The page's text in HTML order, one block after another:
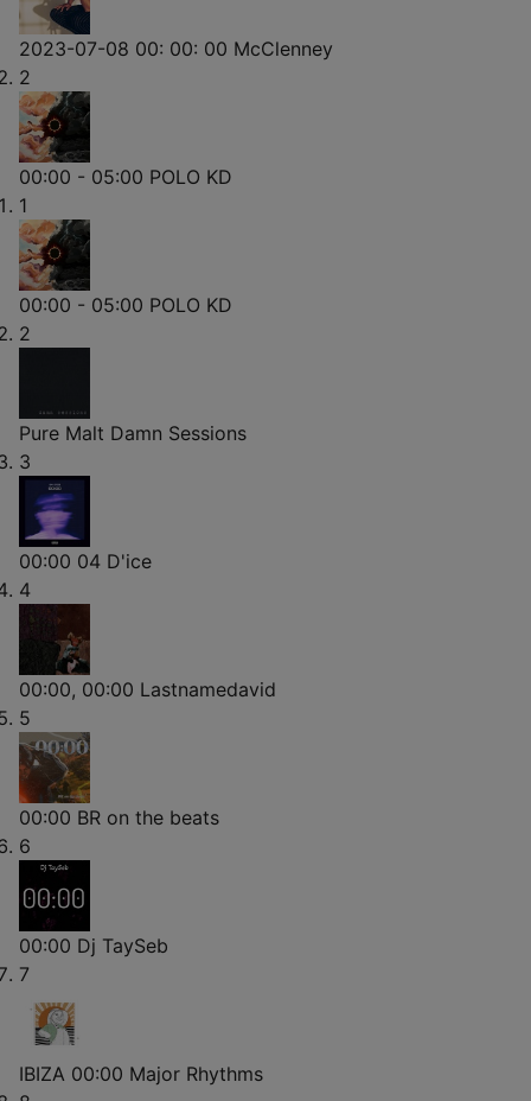
2023-07-08 00: 00: 00 McClenney
2
00:00 - 05:00 POLO KD
1
00:00 - 05:00 POLO KD
2
Pure Malt Damn Sessions
3
00:00 04 D'ice
4
00:00, 00:00 Lastnamedavid
5
00:00 BR on the beats
6
00:00 Dj TaySeb
7
IBIZA 00:00 Major Rhythms